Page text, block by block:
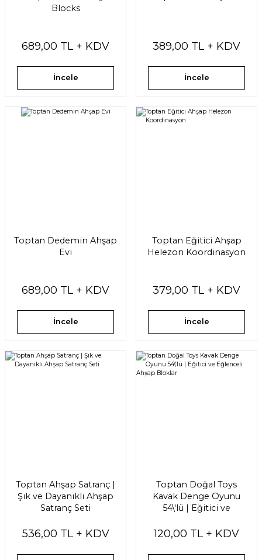
Blocks
689,00 TL + KDV
İncele
389,00 TL + KDV
İncele
Toptan Dedemin Ahşap
Evi
689,00 TL + KDV
İncele
Toptan Eğitici Ahşap
Helezon Koordinasyon
379,00 TL + KDV
İncele
Toptan Ahşap Satranç |
Şık ve Dayanıklı Ahşap
Satranç Seti
536,00 TL + KDV
Toptan Doğal Toys
Kavak Denge Oyunu
54\'lü | Eğitici ve
120,00 TL + KDV